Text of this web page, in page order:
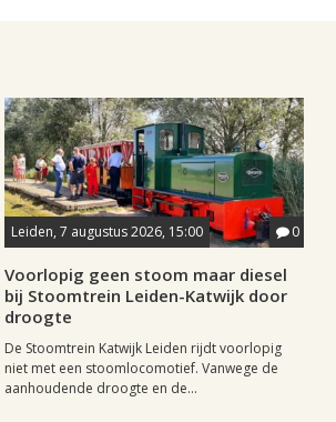
Leiden, 7 augustus 2026, 15:00 0
Voorlopig geen stoom maar diesel
bij Stoomtrein Leiden-Katwijk door
droogte
De Stoomtrein Katwijk Leiden rijdt voorlopig
niet met een stoomlocomotief. Vanwege de
aanhoudende droogte en de...